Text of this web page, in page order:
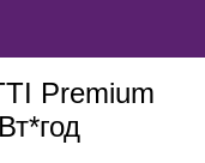
Premium